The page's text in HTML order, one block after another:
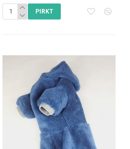
PIRKT